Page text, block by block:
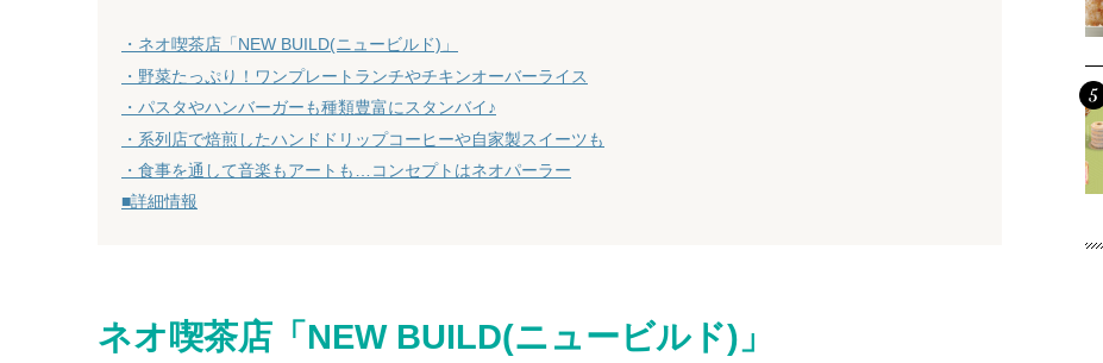
・ネオ喫茶店「NEW BUILD(ニュービルド)」
・野菜たっぷり！ワンプレートランチやチキンオーバーライス
・パスタやハンバーガーも種類豊富にスタンバイ♪
・系列店で焙煎したハンドドリップコーヒーや自家製スイーツも
・食事を通して音楽もアートも…コンセプトはネオパーラー
■詳細情報
ネオ喫茶店「NEW BUILD(ニュービルド)」